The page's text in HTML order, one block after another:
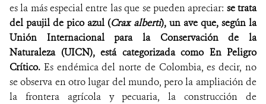
es la más especial entre las que se pueden apreciar: se trata
del paujil de pico azul (Crax alberti), un ave que, según la
Unión Internacional para la Conservación de la
Naturaleza (UICN), está categorizada como En Peligro
Crítico. Es endémica del norte de Colombia, es decir, no
se observa en otro lugar del mundo, pero la ampliación de
la frontera agrícola y pecuaria, la construcción de